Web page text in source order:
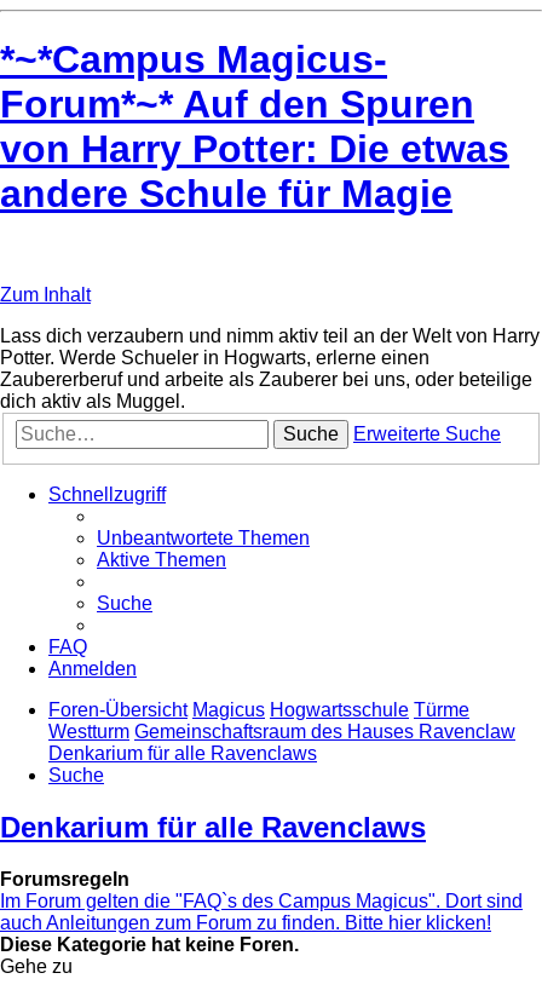
*~*Campus Magicus-
Forum*~* Auf den Spuren
von Harry Potter: Die etwas
andere Schule für Magie
Zum Inhalt
Lass dich verzaubern und nimm aktiv teil an der Welt von Harry
Potter. Werde Schueler in Hogwarts, erlerne einen
Zaubererberuf und arbeite als Zauberer bei uns, oder beteilige
dich aktiv als Muggel.
Suche
Erweiterte Suche
Schnellzugriff
Unbeantwortete Themen
Aktive Themen
Suche
FAQ
Anmelden
Foren-Übersicht Magicus Hogwartsschule Türme
Westturm Gemeinschaftsraum des Hauses Ravenclaw
Denkarium für alle Ravenclaws
Suche
Denkarium für alle Ravenclaws
Forumsregeln
Im Forum gelten die "FAQ`s des Campus Magicus". Dort sind
auch Anleitungen zum Forum zu finden. Bitte hier klicken!
Diese Kategorie hat keine Foren.
Gehe zu